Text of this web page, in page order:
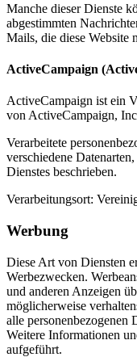
Manche dieser Dienste
abgestimmten
Mails, die diese Website
ActiveCampaign
ActiveCampaign ist ein
von ActiveCampaign,
Verarbeitete
verschiedene
Dienstes beschrieben.
Verarbeitungsort:
Werbung
Diese Art von Diensten
Werbezwecken.
und anderen Anzeigen
möglicherweise
alle personenbezogenen
Weitere Informationen
aufgeführt.